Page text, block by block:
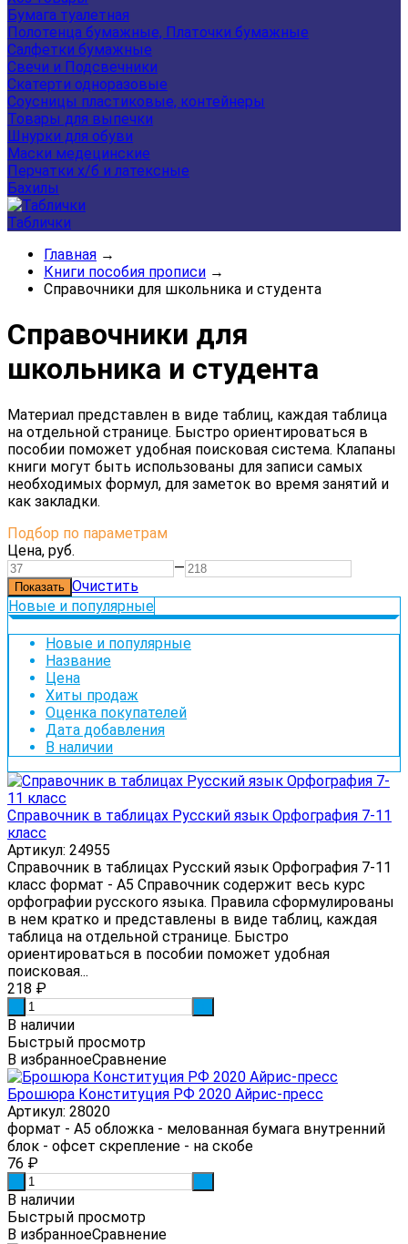
Бумага туалетная
Полотенца бумажные, Платочки бумажные
Салфетки бумажные
Свечи и Подсвечники
Скатерти одноразовые
Соусницы пластиковые, контейнеры
Товары для выпечки
Шнурки для обуви
Маски медецинские
Перчатки х/б и латексные
Бахилы
Таблички
Главная →
Книги пособия прописи →
Справочники для школьника и студента
Справочники для
школьника и студента
Материал представлен в виде таблиц, каждая таблица
на отдельной странице. Быстро ориентироваться в
пособии поможет удобная поисковая система. Клапаны
книги могут быть использованы для записи самых
необходимых формул, для заметок во время занятий и
как закладки.
Подбор по параметрам
Цена, руб.
—
Очистить
Новые и популярные
Новые и популярные
Название
Цена
Хиты продаж
Оценка покупателей
Дата добавления
В наличии
Справочник в таблицах Русский язык Орфография 7-11
класс
Артикул: 24955
Справочник в таблицах Русский язык Орфография 7-11
класс формат - А5 Справочник содержит весь курс
орфографии русского языка. Правила сформулированы
в нем кратко и представлены в виде таблиц, каждая
таблица на отдельной странице. Быстро
ориентироваться в пособии поможет удобная
поисковая...
218 ₽
В наличии
Быстрый просмотр
В избранноеСравнение
Брошюра Конституция РФ 2020 Айрис-пресс
Артикул: 28020
формат - А5 обложка - мелованная бумага внутренний
блок - офсет скрепление - на скобе
76 ₽
В наличии
Быстрый просмотр
В избранноеСравнение